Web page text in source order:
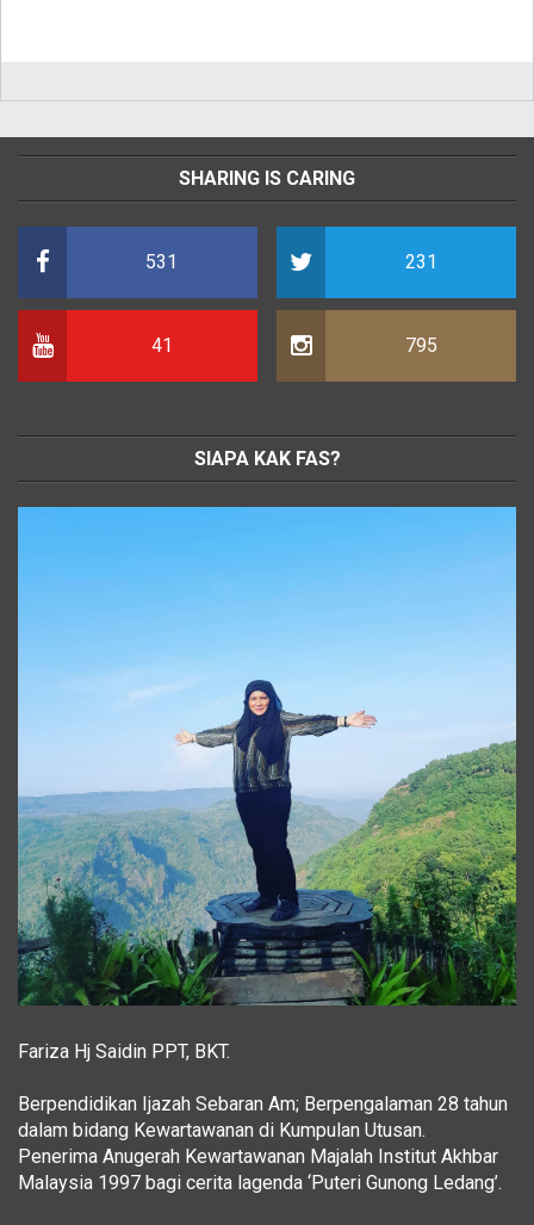
SHARING IS CARING
531 231
41 795
SIAPA KAK FAS?
Fariza Hj Saidin PPT, BKT.
Berpendidikan Ijazah Sebaran Am; Berpengalaman 28 tahun
dalam bidang Kewartawanan di Kumpulan Utusan.
Penerima Anugerah Kewartawanan Majalah Institut Akhbar
Malaysia 1997 bagi cerita lagenda ‘Puteri Gunong Ledang’.